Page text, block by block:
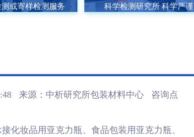
或寄样检测服务
科学检测研究所 科学严谨
来源： 中析研究所包装材料中心 咨询点
化妆品用亚克力瓶、食品包装用亚克力瓶、